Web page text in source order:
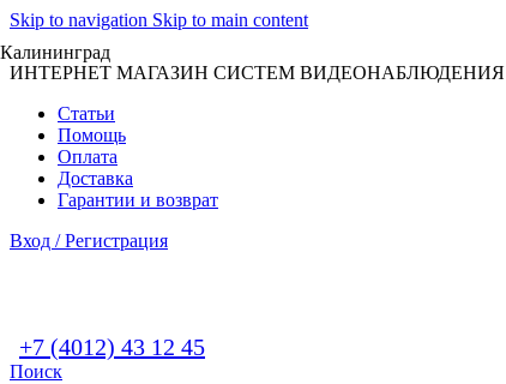
Skip to navigation Skip to main content
Калининград
ИНТЕРНЕТ МАГАЗИН СИСТЕМ ВИДЕОНАБЛЮДЕНИЯ
Статьи
Помощь
Оплата
Доставка
Гарантии и возврат
Вход / Регистрация
+7 (4012) 43 12 45
Поиск